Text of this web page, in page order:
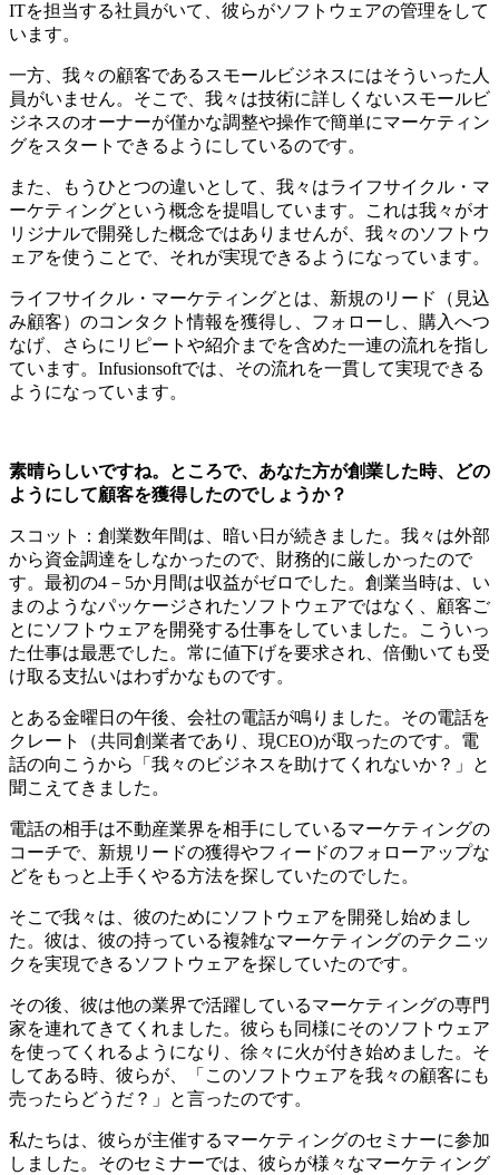
ITを担当する社員がいて、彼らがソフトウェアの管理をして
います。
一方、我々の顧客であるスモールビジネスにはそういった人
員がいません。そこで、我々は技術に詳しくないスモールビ
ジネスのオーナーが僅かな調整や操作で簡単にマーケティン
グをスタートできるようにしているのです。
また、もうひとつの違いとして、我々はライフサイクル・マ
ーケティングという概念を提唱しています。これは我々がオ
リジナルで開発した概念ではありませんが、我々のソフトウ
ェアを使うことで、それが実現できるようになっています。
ライフサイクル・マーケティングとは、新規のリード（見込
み顧客）のコンタクト情報を獲得し、フォローし、購入へつ
なげ、さらにリピートや紹介までを含めた一連の流れを指し
ています。Infusionsoftでは、その流れを一貫して実現できる
ようになっています。
素晴らしいですね。ところで、あなた方が創業した時、どの
ようにして顧客を獲得したのでしょうか？
スコット：創業数年間は、暗い日が続きました。我々は外部
から資金調達をしなかったので、財務的に厳しかったので
す。最初の4－5か月間は収益がゼロでした。創業当時は、い
まのようなパッケージされたソフトウェアではなく、顧客ご
とにソフトウェアを開発する仕事をしていました。こういっ
た仕事は最悪でした。常に値下げを要求され、倍働いても受
け取る支払いはわずかなものです。
とある金曜日の午後、会社の電話が鳴りました。その電話を
クレート（共同創業者であり、現CEO)が取ったのです。電
話の向こうから「我々のビジネスを助けてくれないか？」と
聞こえてきました。
電話の相手は不動産業界を相手にしているマーケティングの
コーチで、新規リードの獲得やフィードのフォローアップな
どをもっと上手くやる方法を探していたのでした。
そこで我々は、彼のためにソフトウェアを開発し始めまし
た。彼は、彼の持っている複雑なマーケティングのテクニッ
クを実現できるソフトウェアを探していたのです。
その後、彼は他の業界で活躍しているマーケティングの専門
家を連れてきてくれました。彼らも同様にそのソフトウェア
を使ってくれるようになり、徐々に火が付き始めました。そ
してある時、彼らが、「このソフトウェアを我々の顧客にも
売ったらどうだ？」と言ったのです。
私たちは、彼らが主催するマーケティングのセミナーに参加
しました。そのセミナーでは、彼らが様々なマーケティング